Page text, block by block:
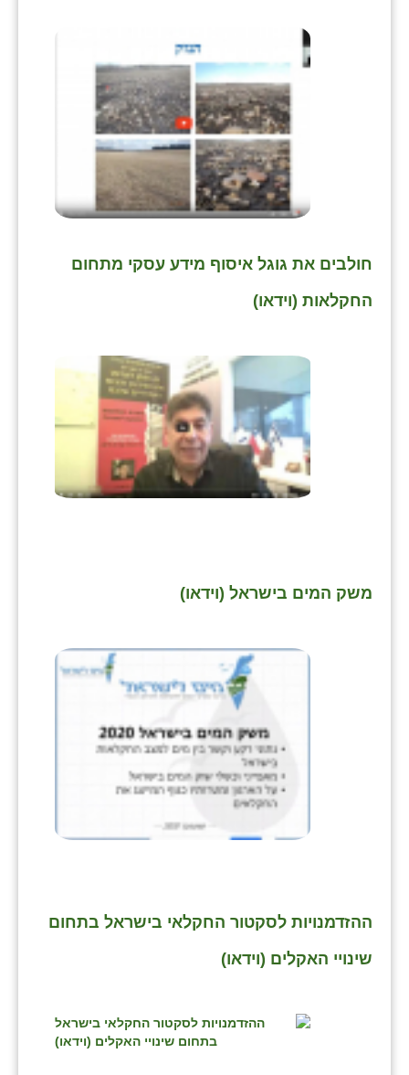
חולבים את גוגל איסוף מידע עסקי מתחום
החקלאות (וידאו)
משק המים בישראל (וידאו)
ההזדמנויות לסקטור החקלאי בישראל בתחום
שינויי האקלים (וידאו)